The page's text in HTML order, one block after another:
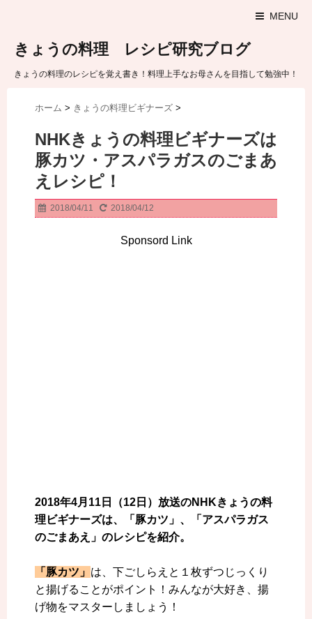
MENU
きょうの料理 レシピ研究ブログ
きょうの料理のレシピを覚え書き！料理上手なお母さんを目指して勉強中！
ホーム > きょうの料理ビギナーズ >
NHKきょうの料理ビギナーズは
豚カツ・アスパラガスのごまあ
えレシピ！
2018/04/11 2018/04/12
Sponsord Link
2018年4月11日（12日）放送のNHKきょうの料
理ビギナーズは、「豚カツ」、「アスパラガス
のごまあえ」のレシピを紹介。
「豚カツ」 は、下ごしらえと１枚ずつじっくり
と揚げることがポイント！みんなが大好き、揚
げ物をマスターしましょう！